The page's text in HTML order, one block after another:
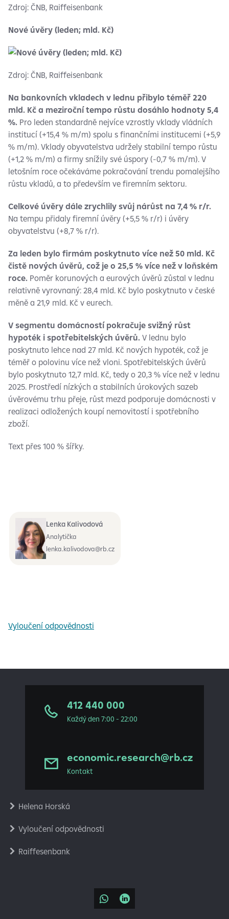
Zdroj: ČNB, Raiffeisenbank
Nové úvěry (leden; mld. Kč)
Zdroj: ČNB, Raiffeisenbank
Na bankovních vkladech v lednu přibylo téměř 220
mld. Kč a meziroční tempo růstu dosáhlo hodnoty 5,4
%. Pro leden standardně nejvíce vzrostly vklady vládních
institucí (+15,4 % m/m) spolu s finančními institucemi (+5,9
% m/m). Vklady obyvatelstva udržely stabilní tempo růstu
(+1,2 % m/m) a firmy snížily své úspory (-0,7 % m/m). V
letošním roce očekáváme pokračování trendu pomalejšího
růstu vkladů, a to především ve firemním sektoru.
Celkové úvěry dále zrychlily svůj nárůst na 7,4 % r/r.
Na tempu přidaly firemní úvěry (+5,5 % r/r) i úvěry
obyvatelstvu (+8,7 % r/r).
Za leden bylo firmám poskytnuto více než 50 mld. Kč
čistě nových úvěrů, což je o 25,5 % více než v loňském
roce. Poměr korunových a eurových úvěrů zůstal v lednu
relativně vyrovnaný: 28,4 mld. Kč bylo poskytnuto v české
měně a 21,9 mld. Kč v eurech.
V segmentu domácností pokračuje svižný růst
hypoték i spotřebitelských úvěrů. V lednu bylo
poskytnuto lehce nad 27 mld. Kč nových hypoték, což je
téměř o polovinu více než vloni. Spotřebitelských úvěrů
bylo poskytnuto 12,7 mld. Kč, tedy o 20,3 % více než v lednu
2025. Prostředí nízkých a stabilních úrokových sazeb
úvěrovému trhu přeje, růst mezd podporuje domácnosti v
realizaci odložených koupí nemovitostí i spotřebního
zboží.
Text přes 100 % šířky.
Lenka Kalivodová
Analytička
lenka.kalivodova@rb.cz
Vyloučení odpovědnosti
412 440 000
Každý den 7:00 - 22:00
economic.research@rb.cz
Kontakt
Helena Horská
Vyloučení odpovědnosti
Raiffesenbank